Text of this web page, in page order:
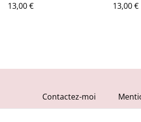
13,00 €
13,00 €
Contactez-moi